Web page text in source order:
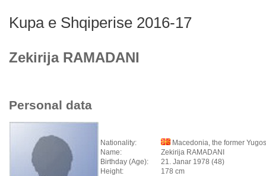
Kupa e Shqiperise 2016-17
Zekirija RAMADANI
Personal data
Nationality:
Macedonia, the former
Name:
Zekirija RAMADANI
Birthday (Age):
21. Janar 1978 (48)
Height:
178 cm